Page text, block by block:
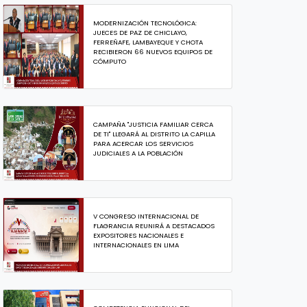
MODERNIZACIÓN TECNOLÓGICA:
JUECES DE PAZ DE CHICLAYO,
FERREÑAFE, LAMBAYEQUE Y CHOTA
RECIBIERON 66 NUEVOS EQUIPOS DE
CÓMPUTO
CAMPAÑA "JUSTICIA FAMILIAR CERCA
DE TI" LLEGARÁ AL DISTRITO LA CAPILLA
PARA ACERCAR LOS SERVICIOS
JUDICIALES A LA POBLACIÓN
V CONGRESO INTERNACIONAL DE
FLAGRANCIA REUNIRÁ A DESTACADOS
EXPOSITORES NACIONALES E
INTERNACIONALES EN LIMA